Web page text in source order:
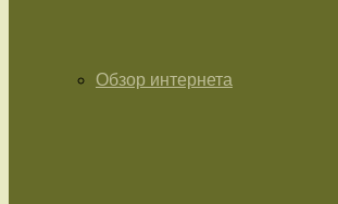
Обзор интернета